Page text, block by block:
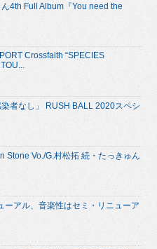
4th Full Album『You need the
Crossfaith “SPECIES
者なし」 RUSH BALL 2020スペシ
Stone Vo./G.村松拓 続・たっきゅん
ーアル、音楽性はセミ・リニューア